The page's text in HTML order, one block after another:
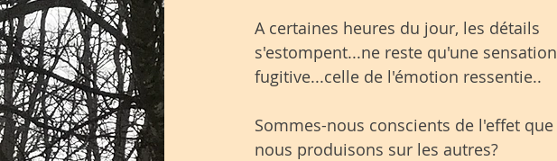
A certaines heures du jour, les détails
s'estompent...ne reste qu'une sensation
fugitive...celle de l'émotion ressentie..
Sommes-nous conscients de l'effet que
nous produisons sur les autres?